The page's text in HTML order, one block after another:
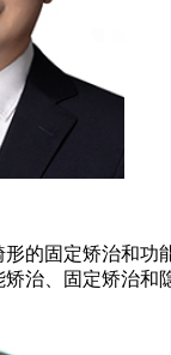
形的固定矫治和功
治、固定矫治和